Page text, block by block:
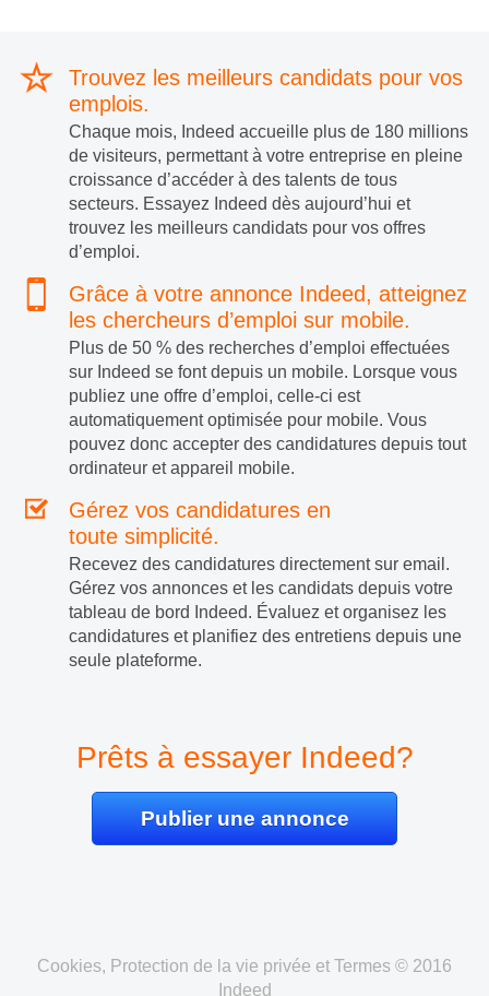
Trouvez les meilleurs candidats pour vos
emplois.
Chaque mois, Indeed accueille plus de 180 millions
de visiteurs, permettant à votre entreprise en pleine
croissance d’accéder à des talents de tous
secteurs. Essayez Indeed dès aujourd’hui et
trouvez les meilleurs candidats pour vos offres
d’emploi.
Grâce à votre annonce Indeed, atteignez
les chercheurs d’emploi sur mobile.
Plus de 50 % des recherches d’emploi effectuées
sur Indeed se font depuis un mobile. Lorsque vous
publiez une offre d’emploi, celle-ci est
automatiquement optimisée pour mobile. Vous
pouvez donc accepter des candidatures depuis tout
ordinateur et appareil mobile.
Gérez vos candidatures en
toute simplicité.
Recevez des candidatures directement sur email.
Gérez vos annonces et les candidats depuis votre
tableau de bord Indeed. Évaluez et organisez les
candidatures et planifiez des entretiens depuis une
seule plateforme.
Prêts à essayer Indeed?
Publier une annonce
Cookies, Protection de la vie privée et Termes © 2016
Indeed